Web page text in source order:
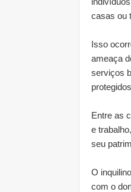
casas ou
Isso
ameaça
serviços
Entre as
e
seu
O
com o